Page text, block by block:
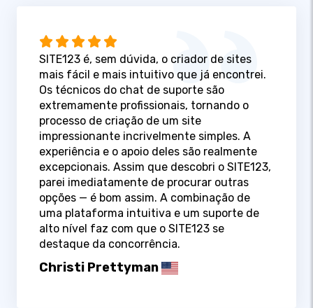
SITE123 é, sem dúvida, o criador de sites
mais fácil e mais intuitivo que já encontrei.
Os técnicos do chat de suporte são
extremamente profissionais, tornando o
processo de criação de um site
impressionante incrivelmente simples. A
experiência e o apoio deles são realmente
excepcionais. Assim que descobri o SITE123,
parei imediatamente de procurar outras
opções — é bom assim. A combinação de
uma plataforma intuitiva e um suporte de
alto nível faz com que o SITE123 se
destaque da concorrência.
Christi Prettyman